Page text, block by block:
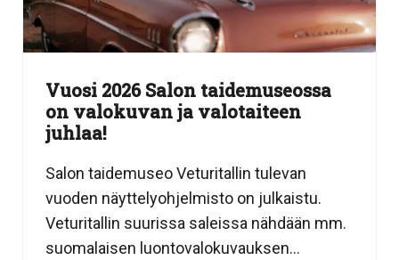
Vuosi 2026 Salon taidemuseossa
on valokuvan ja valotaiteen
juhlaa!
Salon taidemuseo Veturitallin tulevan
vuoden näyttelyohjelmisto on julkaistu.
Veturitallin suurissa saleissa nähdään mm.
suomalaisen luontovalokuvauksen...